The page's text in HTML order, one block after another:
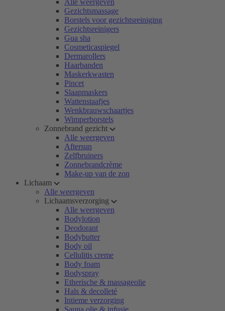
Alle weergeven
Gezichtsmassage
Borstels voor gezichtsreiniging
Gezichtsreinigers
Gua sha
Cosmeticaspiegel
Dermarollers
Haarbanden
Maskerkwasten
Pincet
Slaapmaskers
Wattenstaafjes
Wenkbrauwschaartjes
Wimperborstels
Zonnebrand gezicht
Alle weergeven
Aftersun
Zelfbruiners
Zonnebrandcrème
Make-up van de zon
Lichaam
Alle weergeven
Lichaamsverzorging
Alle weergeven
Bodylotion
Deodorant
Bodybutter
Body oil
Cellulitis creme
Body foam
Bodyspray
Etherische & massageolie
Hals & decolleté
Intieme verzorging
Sauna olie & infusie